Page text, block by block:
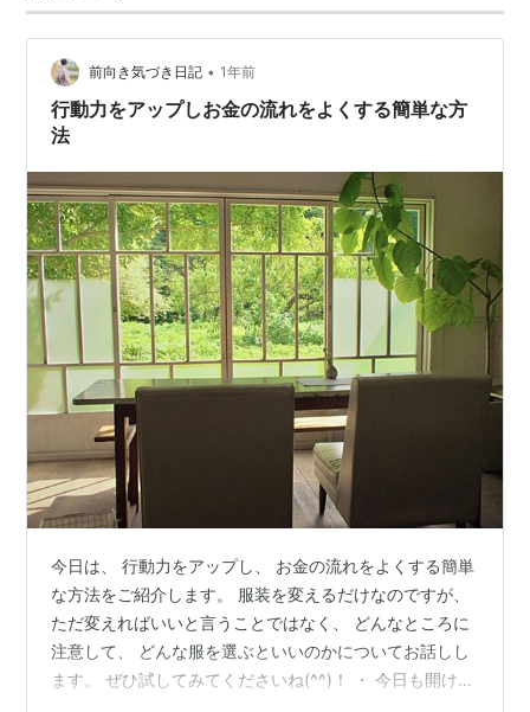
前向き気づき日記 • 1年前
行動力をアップしお金の流れをよくする簡単な方
法
今日は、 行動力をアップし、 お金の流れをよくする簡単
な方法をご紹介します。 服装を変えるだけなのですが、
ただ変えればいいと言うことではなく、 どんなところに
注意して、 どんな服を選ぶといいのかについてお話しし
ます。 ぜひ試してみてくださいね(^^)！ ・ 今日も開け放